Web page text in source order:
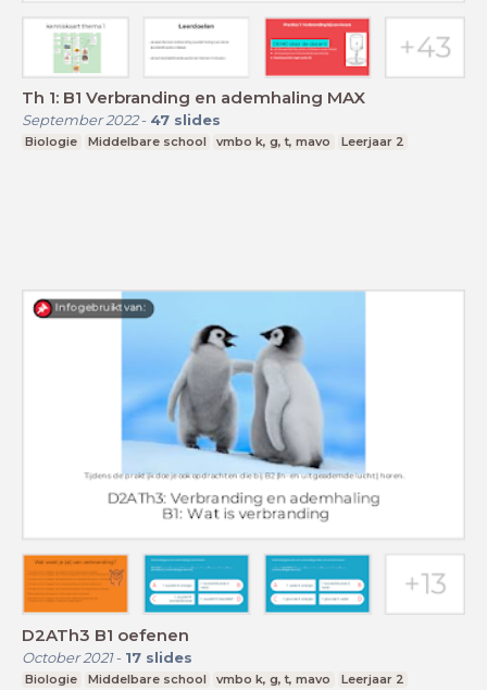
Th 1: B1 Verbranding en ademhaling MAX
September 2022- 47 slides
Biologie Middelbare school vmbo k, g, t, mavo Leerjaar 2
D2ATh3 B1 oefenen
October 2021- 17 slides
Biologie Middelbare school vmbo k, g, t, mavo Leerjaar 2